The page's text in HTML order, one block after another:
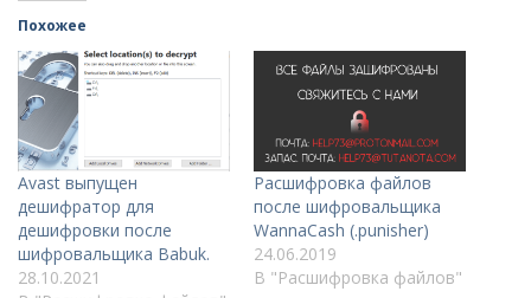
Похожее
Avast выпущен
дешифратор для
дешифровки после
шифровальщика Babuk.
28.10.2021
Расшифровка файлов
после шифровальщика
WannaCash (.punisher)
24.06.2019
В "Расшифровка файлов"